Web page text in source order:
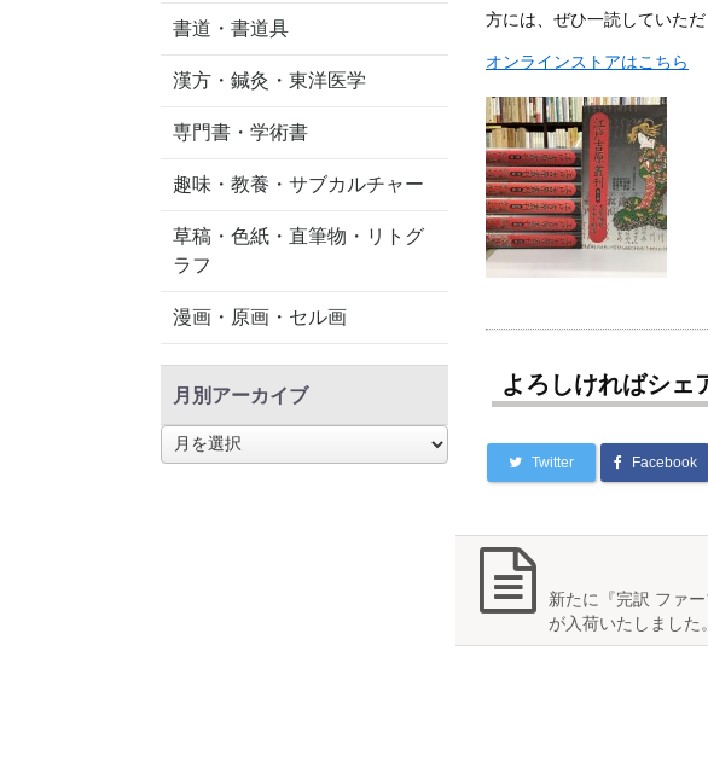
方には、ぜひ一読していただ
オンラインストアはこちら
よろしければシェ
Twitter Facebook
新たに『完訳 ファ
が入荷いたしました。
書道・書道具
漢方・鍼灸・東洋医学
専門書・学術書
趣味・教養・サブカルチャー
草稿・色紙・直筆物・リトグ
ラフ
漫画・原画・セル画
月別アーカイブ
別